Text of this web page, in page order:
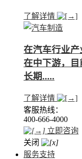
了解详情
在汽车行业
在中下游，
长期.....
了解详情
客服热线：
400-666-4000
立即咨询
关闭
服务支持